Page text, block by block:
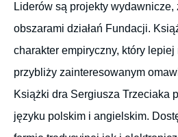
Liderów są projekty
obszarami działań Fundacji.
charakter empiryczny, który
przybliży zainteresowanym
Książki dra Sergiusza Trzeciaka
języku polskim i angielskim.